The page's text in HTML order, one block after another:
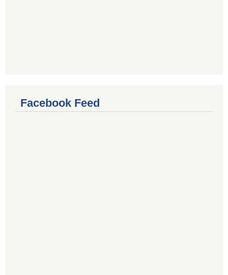
Facebook Feed